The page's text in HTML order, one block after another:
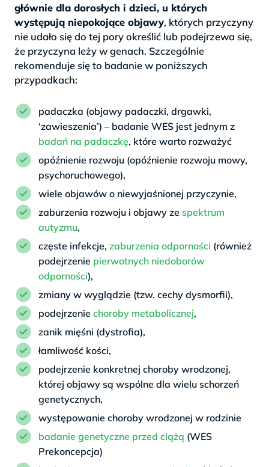
głównie dla dorosłych i dzieci, u których
występują niepokojące objawy, których przyczyny
nie udało się do tej pory określić lub podejrzewa się,
że przyczyna leży w genach. Szczególnie
rekomenduje się to badanie w poniższych
przypadkach:
padaczka (objawy padaczki, drgawki,
‘zawieszenia’) – badanie WES jest jednym z
badań na padaczkę, które warto rozważyć
opóźnienie rozwoju (opóźnienie rozwoju mowy,
psychoruchowego),
wiele objawów o niewyjaśnionej przyczynie,
zaburzenia rozwoju i objawy ze spektrum
autyzmu,
częste infekcje, zaburzenia odporności (również
podejrzenie pierwotnych niedoborów
odporności),
zmiany w wyglądzie (tzw. cechy dysmorfii),
podejrzenie choroby metabolicznej,
zanik mięśni (dystrofia),
łamliwość kości,
podejrzenie konkretnej choroby wrodzonej,
której objawy są wspólne dla wielu schorzeń
genetycznych,
występowanie choroby wrodzonej w rodzinie
badanie genetyczne przed ciążą (WES
Prekoncepcja)